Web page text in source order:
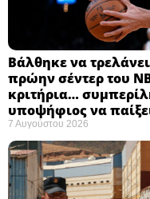
Βάλθηκε να
πρώην σέντερ του
κριτήρια…
υποψήφιος να
7 Αυγούστου 2026